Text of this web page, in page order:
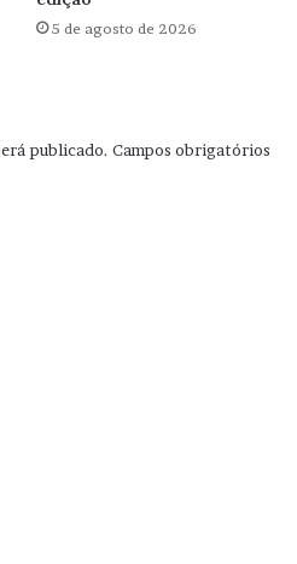
5 de agosto de 2026
publicado. Campos obrigatórios